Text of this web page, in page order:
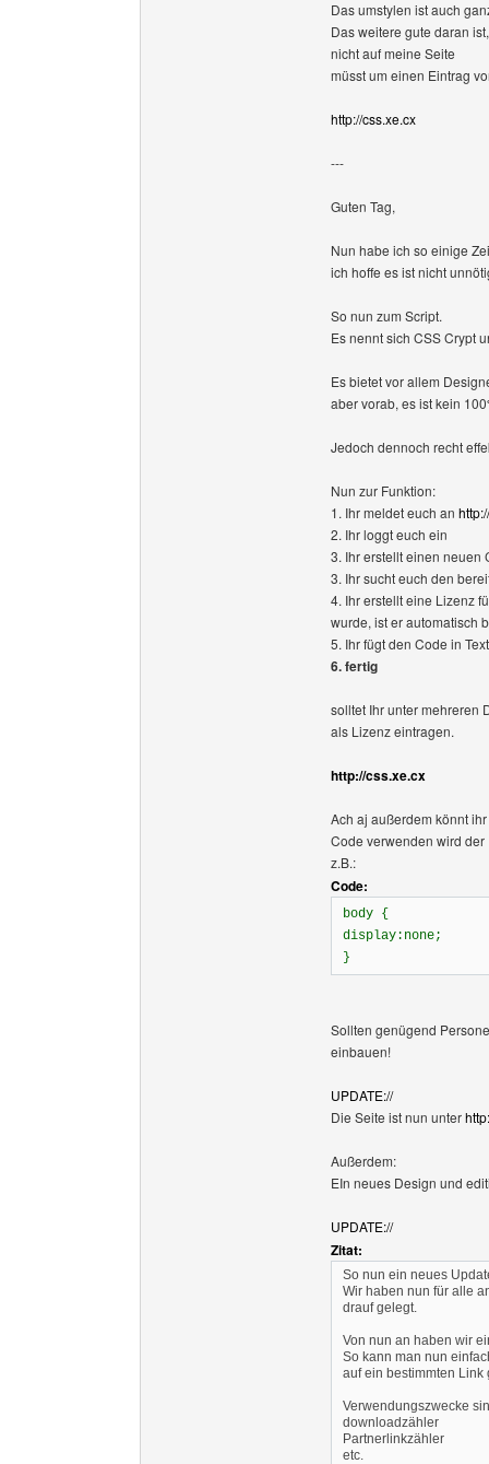
Das umstylen ist auch
Das weitere gute daran
nicht auf meine Seite
müsst um einen Eintrag
http://css.xe.cx
---
Guten Tag,
Nun habe ich so einige
ich hoffe es ist nicht
So nun zum Script.
Es nennt sich CSS Crypt
Es bietet vor allem
aber vorab, es ist kein
Jedoch dennoch recht
Nun zur Funktion:
1. Ihr meldet euch an
2. Ihr loggt euch ein
3. Ihr erstellt einen neuen
3. Ihr sucht euch den
4. Ihr erstellt eine Lizenz
wurde, ist er automatisch
5. Ihr fügt den Code in
6. fertig
solltet Ihr unter mehreren
als Lizenz eintragen.
http://css.xe.cx
Ach aj außerdem könnt
Code verwenden wird
z.B.:
Code:
body {
display:none;
}
Sollten genügend
einbauen!
UPDATE://
Die Seite ist nun unter
Außerdem:
EIn neues Design und
UPDATE://
Zitat:
So nun ein neues
Wir haben nun für alle
drauf gelegt.
Von nun an haben wir
So kann man nun
auf ein bestimmten Link
Verwendungszwecke
downloadzähler
Partnerlinkzähler
etc.